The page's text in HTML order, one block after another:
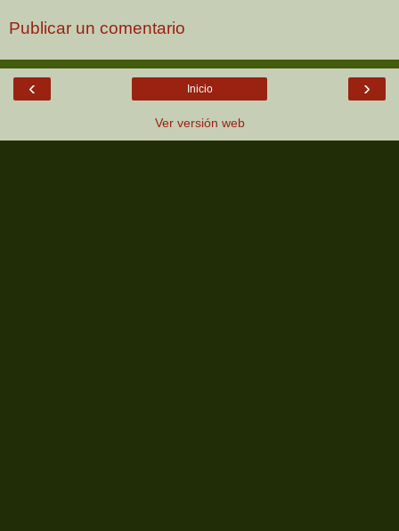
Publicar un comentario
‹ ›
Inicio
Ver versión web